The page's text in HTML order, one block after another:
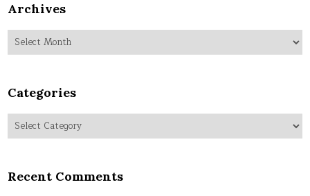
Archives
Archives
Categories
Categories
Recent Comments